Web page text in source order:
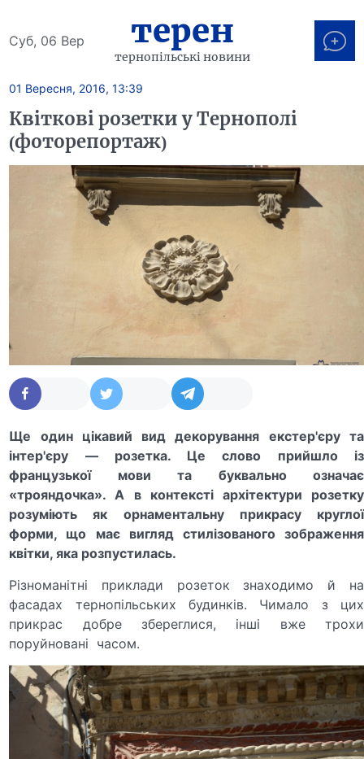
Суб, 06 Вер терен
тернопільські новини
01 Вересня, 2016, 13:39
Квіткові розетки у Тернополі
(фоторепортаж)
Ще один цікавий вид декорування екстер'єру та
інтер'єру — розетка. Це слово прийшло із
французької мови та буквально означає
«трояндочка». А в контексті архітектури розетку
розуміють як орнаментальну прикрасу круглої
форми, що має вигляд стилізованого зображення
квітки, яка розпустилась.
Різноманітні приклади розеток знаходимо й на
фасадах тернопільських будинків. Чимало з цих
прикрас добре збереглися, інші вже трохи
поруйновані часом.